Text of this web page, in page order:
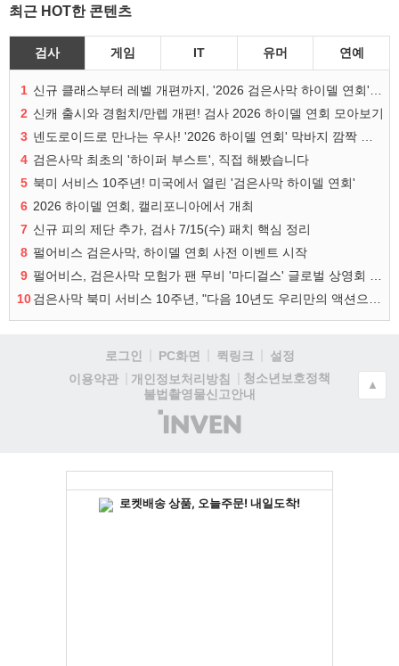
최근 HOT한 콘텐츠
검사 게임 IT 유머 연예
1
2 신캐 출시와 경험치/만렙 개편! 검사 2026 하이델 연회 모아보기
3
4 검은사막 최초의 '하이퍼 부스트', 직접 해봤습니다
5 북미 서비스 10주년! 미국에서 열린 '검은사막 하이델 연회'
6 2026 하이델 연회, 캘리포니아에서 개최
7 신규 피의 제단 추가, 검사 7/15(수) 패치 핵심 정리
8 펄어비스 검은사막, 하이델 연회 사전 이벤트 시작
9
10
로그인 PC화면 퀵링크
설정
이용약관
개인정보처리방침
청소년보호정책
불법촬영물신고안내
(주)
인
▲